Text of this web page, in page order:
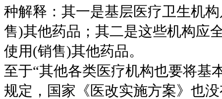
种解释：其一是基层医疗卫生机
售)其他药品；其二是这些机构应
使用(销售)其他药品。
至于“其他各类医疗机构也要将基
规定，国家《医改实施方案》也